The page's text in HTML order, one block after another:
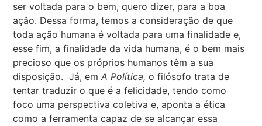
ser voltada para o bem, quero dizer, para a boa
ação. Dessa forma, temos a consideração de que
toda ação humana é voltada para uma finalidade e,
esse fim, a finalidade da vida humana, é o bem mais
precioso que os próprios humanos têm a sua
disposição. Já, emA Política, o filósofo trata de
tentar traduzir o que é a felicidade, tendo como
foco uma perspectiva coletiva e, aponta a ética
como a ferramenta capaz de se alcançar essa